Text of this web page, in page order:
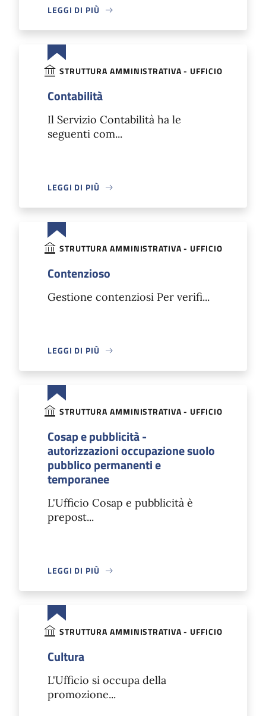
LEGGI DI PIÙ
STRUTTURA AMMINISTRATIVA - UFFICIO
Contabilità
Il Servizio Contabilità ha le
seguenti com...
LEGGI DI PIÙ
STRUTTURA AMMINISTRATIVA - UFFICIO
Contenzioso
Gestione contenziosi Per verifi...
LEGGI DI PIÙ
STRUTTURA AMMINISTRATIVA - UFFICIO
Cosap e pubblicità -
autorizzazioni occupazione suolo
pubblico permanenti e
temporanee
L'Ufficio Cosap e pubblicità è
prepost...
LEGGI DI PIÙ
STRUTTURA AMMINISTRATIVA - UFFICIO
Cultura
L'Ufficio si occupa della
promozione...